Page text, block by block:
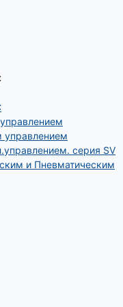
управлением
серия SV
и Пневматическим